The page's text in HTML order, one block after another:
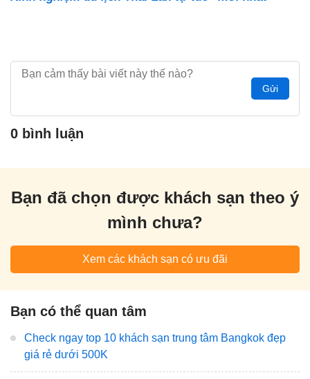
Gửi
0 bình luận
Bạn đã chọn được khách sạn theo ý
mình chưa?
Xem các khách sạn có ưu đãi
Bạn có thể quan tâm
Check ngay top 10 khách sạn trung tâm Bangkok đẹp
giá rẻ dưới 500K